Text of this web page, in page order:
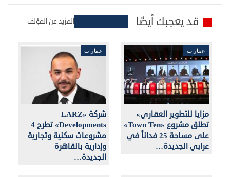
قد يعجبك أيضًا المزيد عن المؤلف
عقارات
مزايا للتطوير العقاري»
تطلق مشروع «Town Ten»
على مساحة 25 فداناً في
عرابي الجديدة…
عقارات
شركة «LARZ
Developments» تطرح 4
مشروعات سكنية وتجارية
وإدارية بالقاهرة
الجديدة…